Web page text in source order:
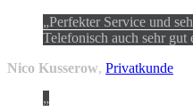
Perfekter Service und
Telefonisch auch sehr gut
Nico Kusserow, Privatkunde